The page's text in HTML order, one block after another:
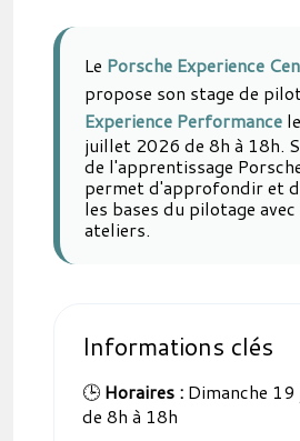
Le Porsche Experience
propose son stage de
Experience Performance
juillet 2026 de 8h à 18h.
de l'apprentissage
permet d'approfondir et
les bases du pilotage
ateliers.
Informations clés
🕒 Horaires : Dimanche
de 8h à 18h